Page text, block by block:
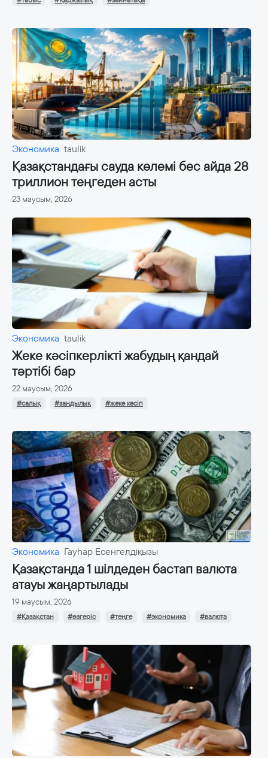
Экономика taulik
Қазақстандағы сауда көлемі бес айда 28
триллион теңгеден асты
23 маусым, 2026
Экономика taulik
Жеке кәсіпкерлікті жабудың қандай
тәртібі бар
22 маусым, 2026
#салық #заңдылық #жеке кәсіп
Экономика Гауһар Есенгелдіқызы
Қазақстанда 1 шілдеден бастап валюта
атауы жаңартылады
19 маусым, 2026
#Қазақстан #өзгеріс #теңге #экономика #валюта